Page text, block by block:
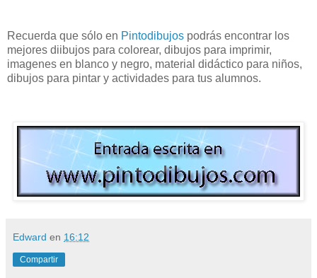
Recuerda que sólo en Pintodibujos podrás encontrar los
mejores diibujos para colorear, dibujos para imprimir,
imagenes en blanco y negro, material didáctico para niños,
dibujos para pintar y actividades para tus alumnos.
Edward en 16:12
Compartir